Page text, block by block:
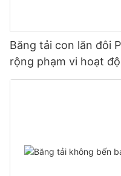
Băng tải con lăn đôi
rộng phạm vi hoạt
hàng